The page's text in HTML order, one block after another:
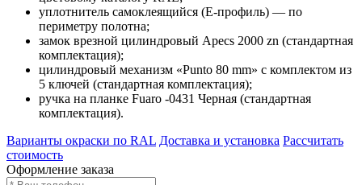
уплотнитель самоклеящийся (E-профиль) — по
периметру полотна;
замок врезной цилиндровый Apecs 2000 zn (стандартная
комплектация);
цилиндровый механизм «Punto 80 mm» с комплектом из
5 ключей (стандартная комплектация);
ручка на планке Fuaro -0431 Черная (стандартная
комплектация).
Варианты окраски по RAL Доставка и установка Рассчитать
стоимость
Оформление заказа